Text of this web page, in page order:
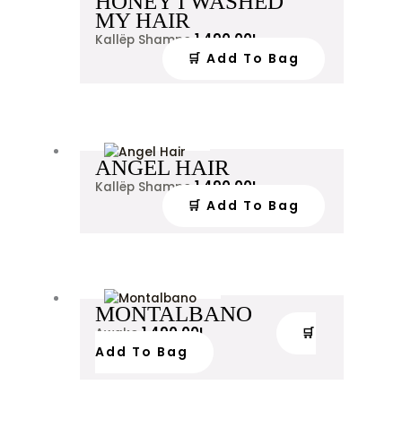
MY HAIR
Kallëp Shampo 1,490.00L
🛒 Add To Bag
ANGEL HAIR
Kallëp Shampo 1,490.00L
🛒 Add To Bag
MONTALBANO
Awake 1,490.00L
🛒
Add To Bag